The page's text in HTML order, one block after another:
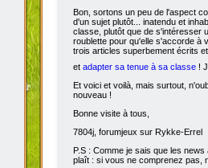
Bon, sortons un peu de l'aspect
d'un sujet plutôt... inatendu et
classe, plutôt que de s'intéresser
roublette pour qu'elle s'accorde à
trois articles superbement écrits
et adapter sa tenue à sa classe !
Et voici et voilà, mais surtout,
nouveau !
Bonne visite à tous,
7804j, forumjeux sur Rykke-Errel
P.S : Comme je sais que les
plaît : si vous ne comprenez pas,